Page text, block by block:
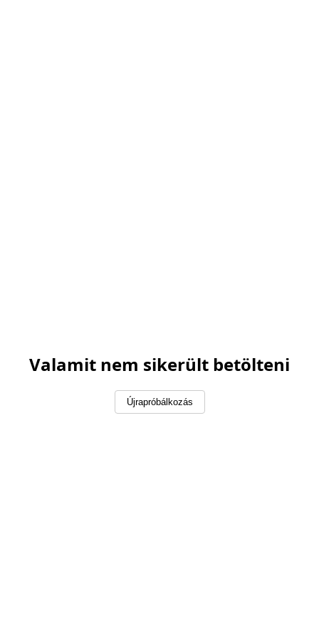
Valamit nem sikerült betölteni
Újrapróbálkozás